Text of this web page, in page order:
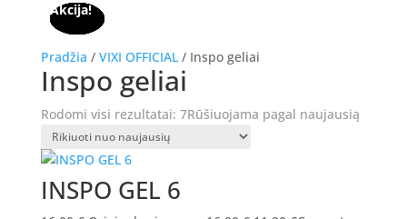
Pradžia / VIXI OFFICIAL/ Inspo geliai
Inspo geliai
Rodomi visi rezultatai: 7Rūšiuojama pagal naujausią
Akcija!
INSPO GEL 6
Akcija!
Akcija!
Akcija!
Akcija!
Akcija!
Akcija!